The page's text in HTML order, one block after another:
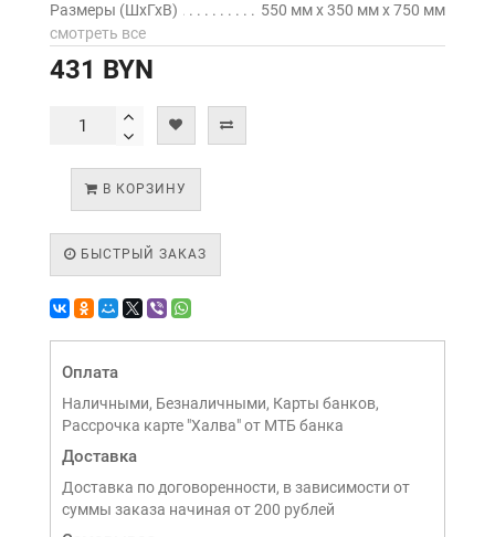
Размеры (ШхГхВ)
550 мм х 350 мм х 750 мм
смотреть все
431 BYN
В КОРЗИНУ
БЫСТРЫЙ ЗАКАЗ
Оплата
Наличными, Безналичными, Карты банков,
Рассрочка карте "Халва" от МТБ банка
Доставка
Доставка по договоренности, в зависимости от
суммы заказа начиная от 200 рублей